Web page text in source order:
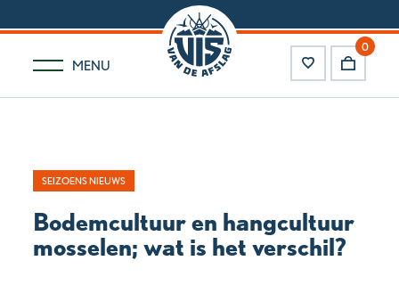
MENU
0
SEIZOENS NIEUWS
Bodemcultuur en hangcultuur
mosselen; wat is het verschil?